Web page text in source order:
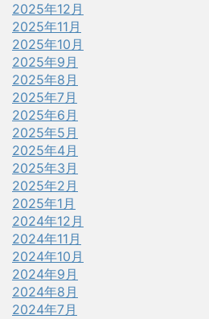
2025年12月
2025年11月
2025年10月
2025年9月
2025年8月
2025年7月
2025年6月
2025年5月
2025年4月
2025年3月
2025年2月
2025年1月
2024年12月
2024年11月
2024年10月
2024年9月
2024年8月
2024年7月